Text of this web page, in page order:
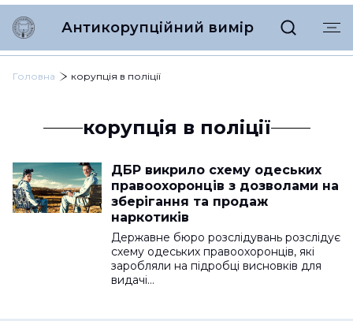
Антикорупційний вимір
Головна корупція в поліції
корупція в поліції
ДБР викрило схему одеських
правоохоронців з дозволами на
зберігання та продаж
наркотиків
Державне бюро розслідувань розслідує
схему одеських правоохоронців, які
заробляли на підробці висновків для
видачі…